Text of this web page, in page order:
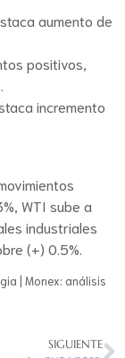
aumento de
positivos,
incremento
WTI sube a
industriales
(+) 0.5%.
| Monex: análisis
SIGUIENTE